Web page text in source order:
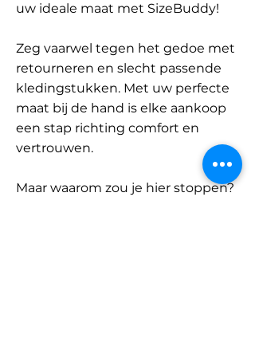
uw ideale maat met SizeBuddy!
Zeg vaarwel tegen het gedoe met
retourneren en slecht passende
kledingstukken. Met uw perfecte
maat bij de hand is elke aankoop
een stap richting comfort en
vertrouwen.
Maar waarom zou je hier stoppen?